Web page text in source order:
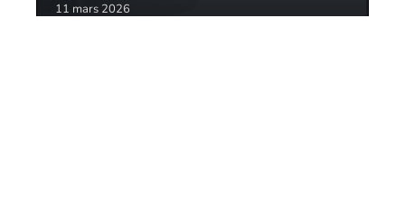
11 mars 2026